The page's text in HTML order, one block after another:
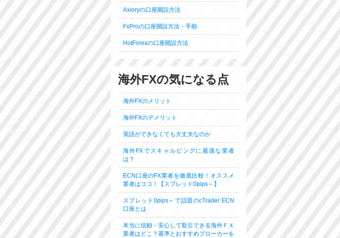
Axioryの口座開設方法
FxProの口座開設方法・手順
HotForexの口座開設方法
海外FXの気になる点
海外FXのメリット
海外FXのデメリット
英語ができなくても大丈夫なのか
海外FXでスキャルピングに最適な業者
は？
ECN口座のFX業者を徹底比較！オススメ
業者はココ！【スプレッド0pips～】
スプレッド0pips～で話題のcTrader ECN
口座とは
本当に信頼・安心して取引できる海外ＦＸ
業者はどこ？基準とおすすめブローカーを